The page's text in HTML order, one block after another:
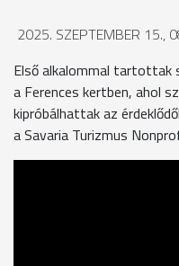
2025. SZEPTEMBER 15.,
Első alkalommal tartottak
a Ferences kertben, ahol
kipróbálhattak az
a Savaria Turizmus